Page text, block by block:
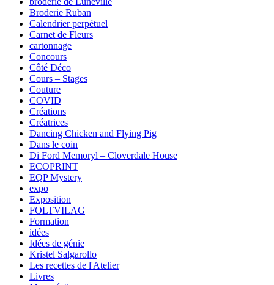
Broderie Ruban
Calendrier perpétuel
Carnet de Fleurs
cartonnage
Concours
Côté Déco
Cours – Stages
Couture
COVID
Créations
Créatrices
Dancing Chicken and Flying Pig
Dans le coin
Di Ford Memoryl – Cloverdale House
ECOPRINT
EQP Mystery
expo
Exposition
FOLTVILAG
Formation
idées
Idées de génie
Kristel Salgarollo
Les recettes de l'Atelier
Livres